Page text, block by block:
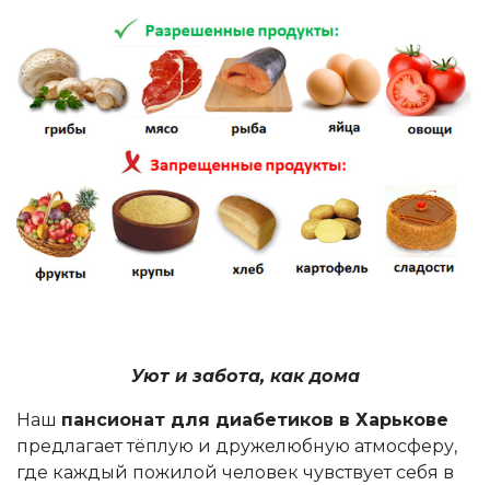
Уют и забота, как дома
Наш пансионат для диабетиков в Харькове
предлагает тёплую и дружелюбную атмосферу,
где каждый пожилой человек чувствует себя в